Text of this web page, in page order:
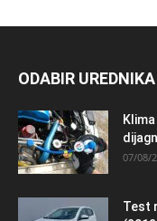
ODABIR UREDNIKA
07/08/
Test